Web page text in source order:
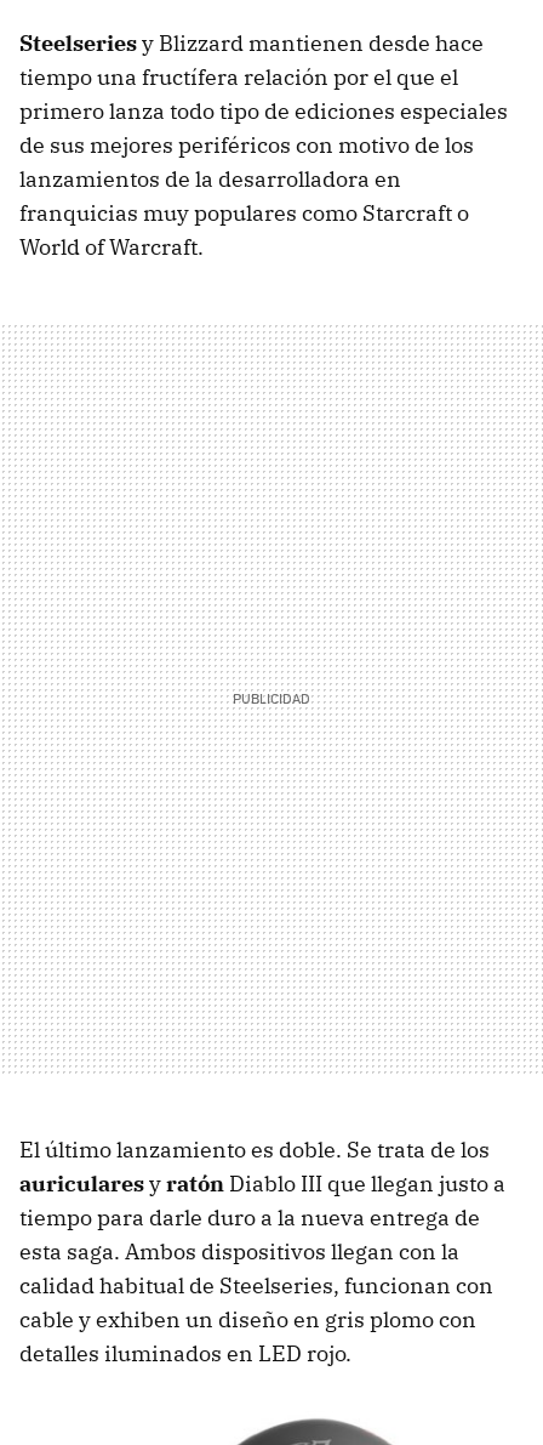
Steelseriesy Blizzard mantienen desde hace
tiempo una fructífera relación por el que el
primero lanza todo tipo de ediciones especiales
de sus mejores periféricos con motivo de los
lanzamientos de la desarrolladora en
franquicias muy populares como Starcraft o
World of Warcraft.
El último lanzamiento es doble. Se trata de los
auricularesyratón Diablo III que llegan justo a
tiempo para darle duro a la nueva entrega de
esta saga. Ambos dispositivos llegan con la
calidad habitual de Steelseries, funcionan con
cable y exhiben un diseño en gris plomo con
detalles iluminados en LED rojo.